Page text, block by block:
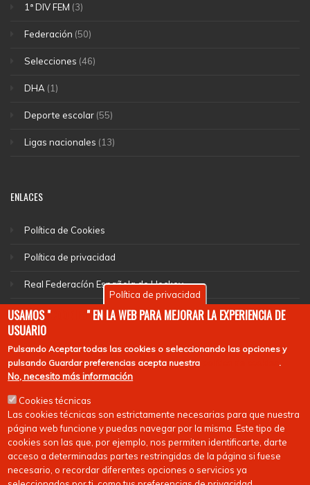
1ª DIV FEM (3)
Federación (50)
Selecciones (46)
DHA (1)
Deporte escolar (55)
Ligas nacionales (13)
ENLACES
Política de Cookies
Política de privacidad
Real Federacíón Española de Hockey
EuroHockey
Política de privacidad
USAMOS "COOKIES " EN LA WEB PARA MEJORAR LA EXPERIENCIA DE
USUARIO
PulsandoAceptar todas las cookies o seleccionando las opciones y
pulsando Guardar preferencias acepta nuestra .
No, necesito más información
Cookies técnicas
Las cookies técnicas son estrictamente necesarias para que nuestra
página web funcione y puedas navegar por la misma. Este tipo de
cookies son las que, por ejemplo, nos permiten identificarte, darte
acceso a determinadas partes restringidas de la página si fuese
necesario, o recordar diferentes opciones o servicios ya